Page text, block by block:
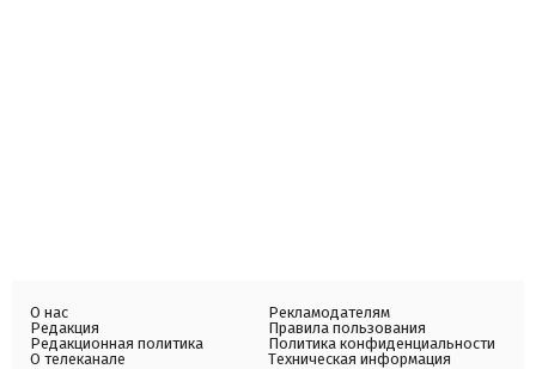
О нас
Редакция
Редакционная политика
О телеканале
Рекламодателям
Правила пользования
Политика конфиденциальности
Техническая информация